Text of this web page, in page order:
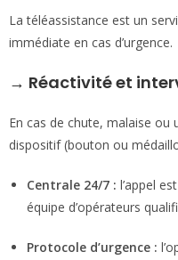
La téléassistance est un
immédiate en cas d’urgence.
→ Réactivité et
En cas de chute, malaise ou
dispositif (bouton ou
Centrale 24/7 : l’appel
équipe d’opérateurs
Protocole d’urgence :